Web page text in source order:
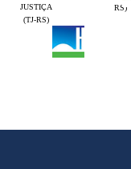
RS)
JUSTIÇA
(TJ-RS)